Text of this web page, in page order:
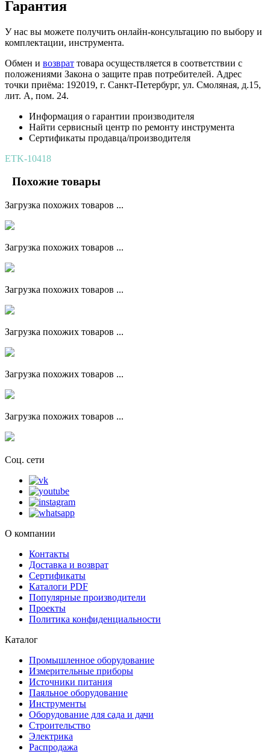
Гарантия
У нас вы можете получить онлайн-консультацию по выбору и
комплектации, инструмента.
Обмен и возврат товара осуществляется в соответствии с
положениями Закона о защите прав потребителей. Адрес
точки приёма: 192019, г. Санкт-Петербург, ул. Смоляная, д.15,
лит. А, пом. 24.
Информация о гарантии производителя
Найти сервисный центр по ремонту инструмента
Сертификаты продавца/производителя
ETK-10418
Похожие товары
Загрузка похожих товаров ...
Загрузка похожих товаров ...
Загрузка похожих товаров ...
Загрузка похожих товаров ...
Загрузка похожих товаров ...
Загрузка похожих товаров ...
Соц. сети
О компании
Контакты
Доставка и возврат
Сертификаты
Каталоги PDF
Популярные производители
Проекты
Политика конфиденциальности
Каталог
Промышленное оборудование
Измерительные приборы
Источники питания
Паяльное оборудование
Инструменты
Оборудование для сада и дачи
Строительство
Электрика
Распродажа